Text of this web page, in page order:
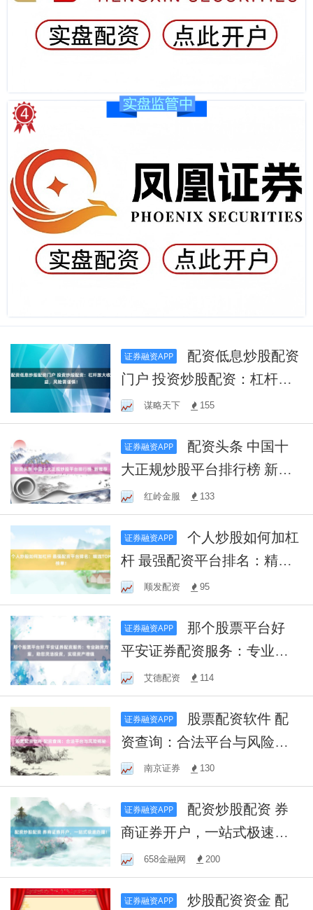
证券融资APP
门户 投资炒股配资：杠杆放
大收益，风险需谨慎！
谋略天下 155
证券融资APP
大正规炒股平台排行榜 新推
荐
红岭金服 133
证券融资APP
个人炒股如何加杠
杆 最强配资平台排名：精选T
OP榜单！
顺发配资 95
证券融资APP
平安证券配资服务：专业融
资方案，助您灵活投资，实
现资产增值
艾德配资 114
证券融资APP
资查询：合法平台与风险揭
秘
南京证券 130
证券融资APP
商证券开户，一站式极速办
理！658金融网 200
证券融资APP
炒股配资资金 配